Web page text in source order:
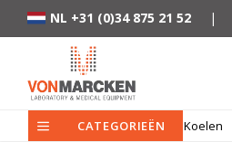
NL +31 (0)34 875 21 52 |
CATEGORIEËN Koelen